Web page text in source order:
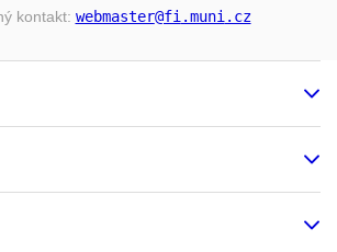
kontakt: webmaster@fi.muni.cz